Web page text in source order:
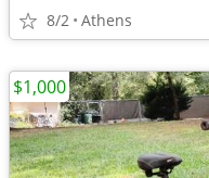
8/2 Athens
$1,000